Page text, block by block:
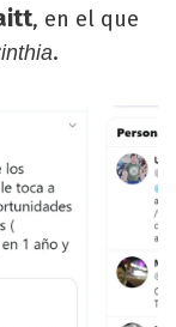
, en el que
.